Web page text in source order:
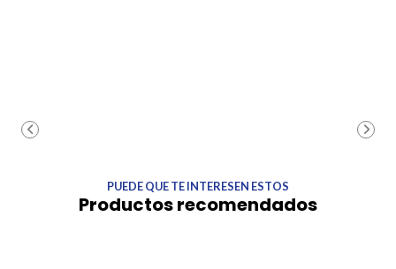
PUEDE QUE TE INTERESEN ESTOS
Productos recomendados